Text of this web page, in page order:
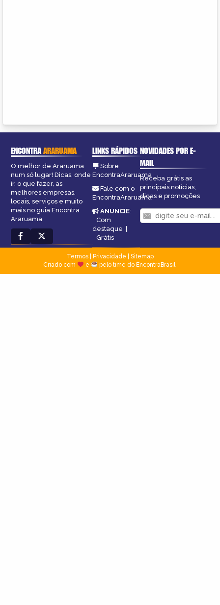
ENCONTRAARARUAMA
O melhor de Araruama
num só lugar! Dicas, onde
ir, o que fazer, as
melhores empresas,
locais, serviços e muito
mais no guia Encontra
Araruama
LINKS RÁPIDOS
Sobre
EncontraAraruama
Fale com o
EncontraAraruama
ANUNCIE:
Com
destaque |
Grátis
NOVIDADES POR E-
MAIL
Receba grátis as
principais notícias,
dicas e promoções
Termos| Privacidade
Sitemap
Criado com
e pelo time do EncontraBrasil